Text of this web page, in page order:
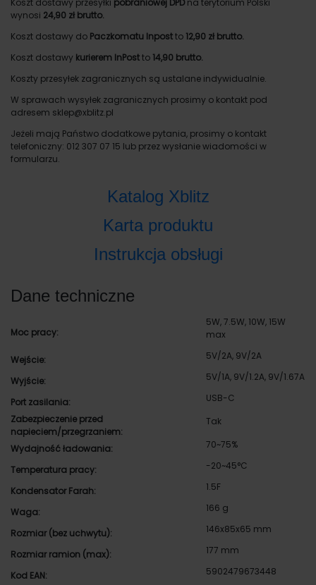
wynosi 24,90 zł brutto.
Koszt dostawy do Paczkomatu Inpostto 12,90 zł brutto.
Koszt dostawy kurierem InPostto 14,90 brutto.
Koszty przesyłek zagranicznych są ustalane indywidualnie.
W sprawach wysyłek zagranicznych prosimy o kontakt pod
adresem sklep@xblitz.pl
Jeżeli mają Państwo dodatkowe pytania, prosimy o kontakt
telefoniczny: 012 307 07 15 lub przez wysłanie wiadomości w
formularzu.
Katalog Xblitz
Karta produktu
Instrukcja obsługi
Dane techniczne
Moc pracy:
5W, 7.5W, 10W, 15W
max
Wejście: 5V/2A, 9V/2A
Wyjście: 5V/1A, 9V/1.2A, 9V/1.67A
Port zasilania:
USB-C
Zabezpieczenie przed
napieciem/przegrzaniem:
Tak
Wydajność ładowania: 70~75%
Temperatura pracy: -20~45°C
Kondensator Farah: 1.5F
Waga: 166 g
Rozmiar (bez uchwytu): 146x85x65 mm
Rozmiar ramion (max): 177 mm
Kod EAN: 5902479673448